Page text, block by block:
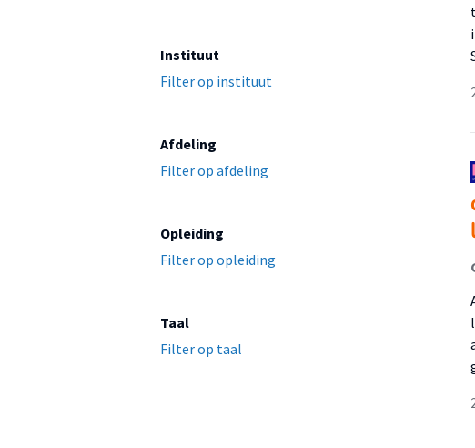
Instituut
Filter op instituut
Afdeling
Filter op afdeling
Opleiding
Filter op opleiding
Taal
Filter op taal